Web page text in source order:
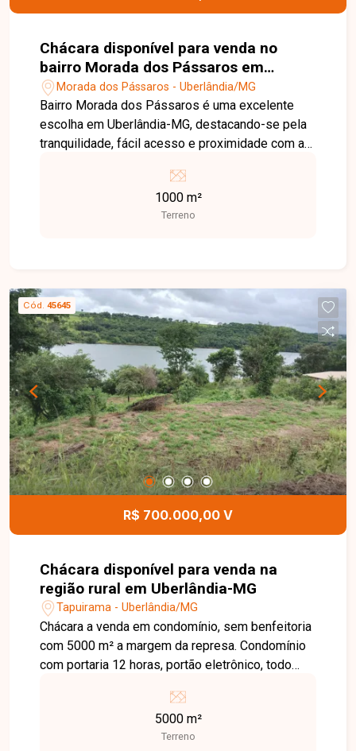
Chácara disponível para venda no
bairro Morada dos Pássaros em
Uberlândia-MG
Morada dos Pássaros - Uberlândia/MG
Bairro Morada dos Pássaros é uma excelente
escolha em Uberlândia-MG, destacando-se pela
tranquilidade, fácil acesso e proximidade com a
quem busca contato com a natureza sem abrir
área total, com amplo espaço verde, ideal para
grande potencial. Entre em contato e saiba mais!
1000 m²
Terreno
Cód. 45645
R$ 700.000,00 V
Chácara disponível para venda na
região rural em Uberlândia-MG
Tapuirama - Uberlândia/MG
Chácara a venda em condomínio, sem benfeitoria
com 5000 m² a margem da represa. Condomínio
com portaria 12 horas, portão eletrônico, todo
5000 m²
Terreno